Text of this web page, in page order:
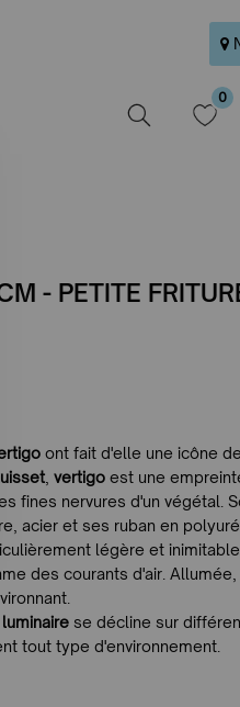
0
- PETITE
ont fait d'elle une icône
vertigo est une
fines nervures d'un végétal.
acier et ses ruban en
légère et
des courants d'air. Allumée,
luminaire se décline sur
tout type d'environnement.